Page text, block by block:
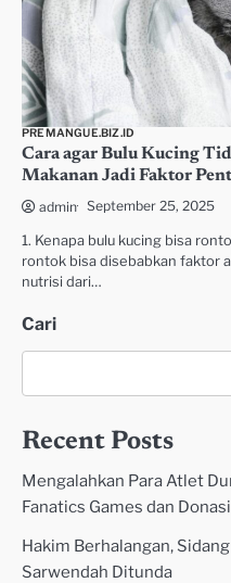
PREMANGUE.BIZ.ID
Cara agar Bulu Kucing
Makanan Jadi Faktor
admin September 25, 2025
1. Kenapa bulu kucing bisa
rontok bisa disebabkan faktor
nutrisi dari…
Cari
Recent Posts
Mengalahkan Para Atlet
Fanatics Games dan
Hakim Berhalangan,
Sarwendah Ditunda